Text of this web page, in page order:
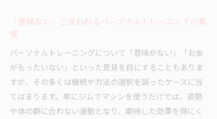
「意味ない」と言われるパーソナルトレーニングの真
実
パーソナルトレーニングについて「意味がない」「お金
がもったいない」といった意見を目にすることもありま
すが、その多くは継続や方法の選択を誤ったケースに当
てはまります。単にジムでマシンを使うだけでは、姿勢
や体の癖に合わない運動となり、期待した効果を得にく